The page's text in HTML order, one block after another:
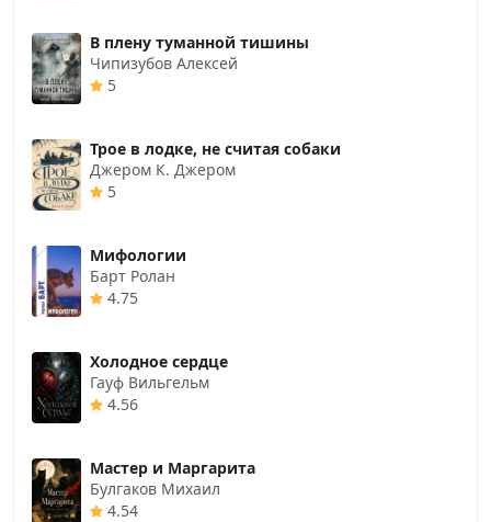
В плену туманной тишины
Чипизубов Алексей
5
Трое в лодке, не считая собаки
Джером К. Джером
5
Мифологии
Барт Ролан
4.75
Холодное сердце
Гауф Вильгельм
4.56
Мастер и Маргарита
Булгаков Михаил
4.54